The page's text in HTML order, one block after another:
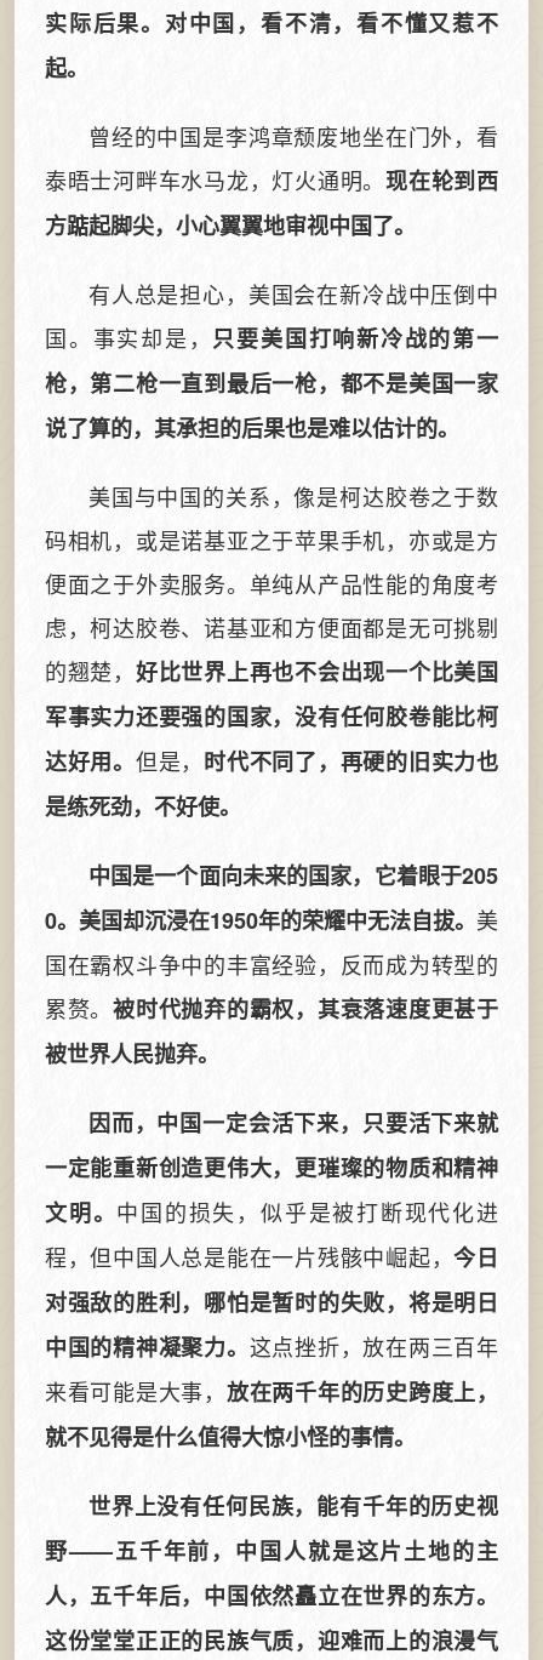
实际后果。对中国，看不清，看不懂又惹不
起。
曾经的中国是李鸿章颓废地坐在门外，看
泰晤士河畔车水马龙，灯火通明。现在轮到西
方踮起脚尖，小心翼翼地审视中国了。
有人总是担心，美国会在新冷战中压倒中
国。事实却是， 只要美国打响新冷战的第一
枪，第二枪一直到最后一枪，都不是美国一家
说了算的，其承担的后果也是难以估计的。
美国与中国的关系，像是柯达胶卷之于数
码相机，或是诺基亚之于苹果手机，亦或是方
便面之于外卖服务。单纯从产品性能的角度考
虑，柯达胶卷、诺基亚和方便面都是无可挑剔
的翘楚， 好比世界上再也不会出现一个比美国
军事实力还要强的国家，没有任何胶卷能比柯
达好用。 但是， 时代不同了，再硬的旧实力也
是练死劲，不好使。
中国是一个面向未来的国家，它着眼于205
0。美国却沉浸在1950年的荣耀中无法自拔。 美
国在霸权斗争中的丰富经验，反而成为转型的
累赘。被时代抛弃的霸权，其衰落速度更甚于
被世界人民抛弃。
因而，中国一定会活下来，只要活下来就
一定能重新创造更伟大，更璀璨的物质和精神
文明。 中国的损失，似乎是被打断现代化进
程，但中国人总是能在一片残骸中崛起，今日
对强敌的胜利，哪怕是暂时的失败，将是明日
中国的精神凝聚力。 这点挫折，放在两三百年
来看可能是大事， 放在两千年的历史跨度上，
就不见得是什么值得大惊小怪的事情。
世界上没有任何民族，能有千年的历史视
野——五千年前，中国人就是这片土地的主
人，五千年后，中国依然矗立在世界的东方。
这份堂堂正正的民族气质，迎难而上的浪漫气